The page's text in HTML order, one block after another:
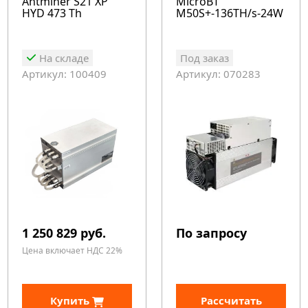
HYD 473 Th
На складе
Артикул: 100409
1 250 829 руб.
Цена включает НДС 22%
Купить
M50S+-136TH/s-24W
Под заказ
Артикул: 070283
По запросу
Рассчитать